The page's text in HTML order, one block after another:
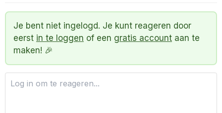
Je bent niet ingelogd. Je kunt reageren door
eerst in te loggen of een gratis account aan te
maken! 🎉